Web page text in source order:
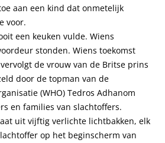
aan een kind dat onmetelijk
voor.
een keuken vulde. Wiens
stonden. Wiens toekomst
de vrouw van de Britse prins
door de topman van de
(WHO) Tedros Adhanom
en families van slachtoffers.
uit vijftig verlichte lichtbakken, elk
op het beginscherm van